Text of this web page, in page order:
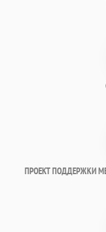
ПРОЕКТ ПОДДЕРЖКИ